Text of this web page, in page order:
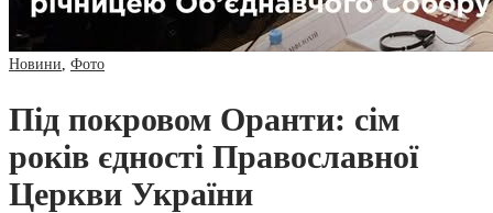
Новини Фото
Під покровом Оранти: сім
років єдності Православної
Церкви України